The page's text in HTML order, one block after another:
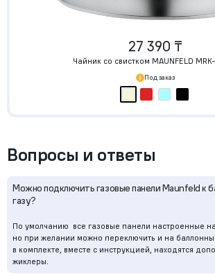
Вопросы и ответы
Можно подключить газовые панели Maunfeld к
газу?
По умолчанию все газовые панели настроенные
но при желании можно переключить и на
в комплекте, вместе с инструкцией, находятся
жиклеры.
27 390 ₸
Чайник со свистком MAUNFELD MRK-
Под заказ